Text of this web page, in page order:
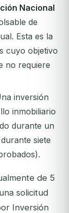
Nacional
de
Esta es la
cuyo objetivo
no requiere
inversión
inmobiliario
durante un
siete
de 5
solicitud
Inversión